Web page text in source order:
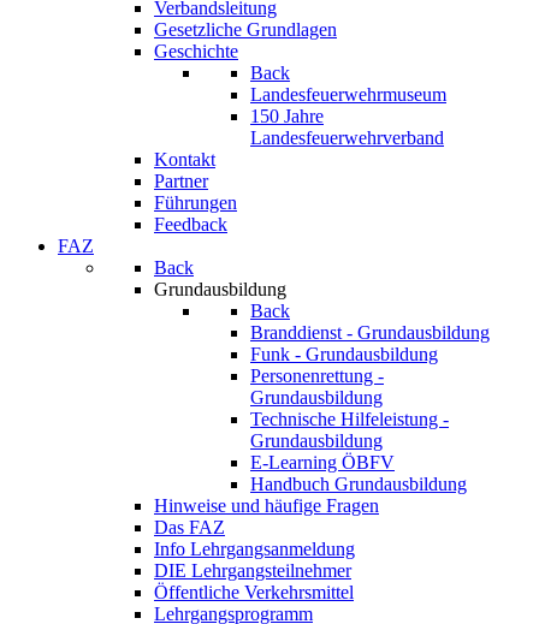
Verbandsleitung
Gesetzliche Grundlagen
Geschichte
Back
Landesfeuerwehrmuseum
150 Jahre
Landesfeuerwehrverband
Kontakt
Partner
Führungen
Feedback
FAZ
Back
Grundausbildung
Back
Branddienst - Grundausbildung
Funk - Grundausbildung
Personenrettung -
Grundausbildung
Technische Hilfeleistung -
Grundausbildung
E-Learning ÖBFV
Handbuch Grundausbildung
Hinweise und häufige Fragen
Das FAZ
Info Lehrgangsanmeldung
DIE Lehrgangsteilnehmer
Öffentliche Verkehrsmittel
Lehrgangsprogramm